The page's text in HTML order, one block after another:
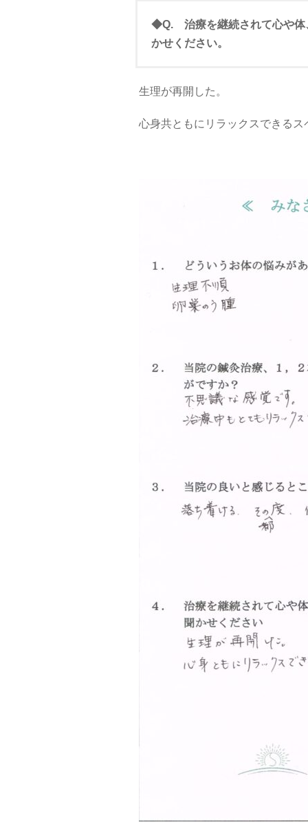
◆Q. 治療を継続されて心や体
かせください。
生理が再開した。
心身共ともにリラックスできるス